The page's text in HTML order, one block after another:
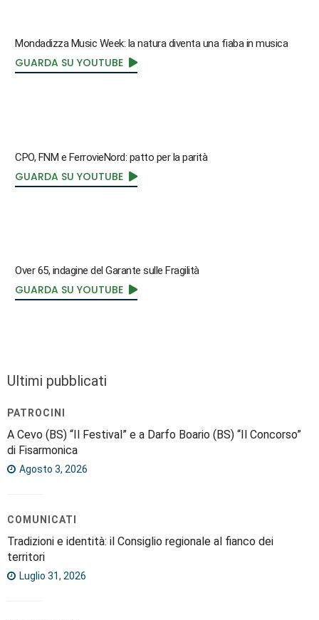
Mondadizza Music Week: la natura diventa una fiaba in musica
GUARDA SU YOUTUBE
CPO, FNM e FerrovieNord: patto per la parità
GUARDA SU YOUTUBE
Over 65, indagine del Garante sulle Fragilità
GUARDA SU YOUTUBE
Ultimi pubblicati
PATROCINI
A Cevo (BS) “Il Festival” e a Darfo Boario (BS) “Il Concorso”
di Fisarmonica
Agosto 3, 2026
COMUNICATI
Tradizioni e identità: il Consiglio regionale al fianco dei
territori
Luglio 31, 2026